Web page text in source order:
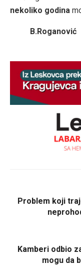
nekoliko godina
B.Roganović
Problem koji
Kamberi odbio
mogu da